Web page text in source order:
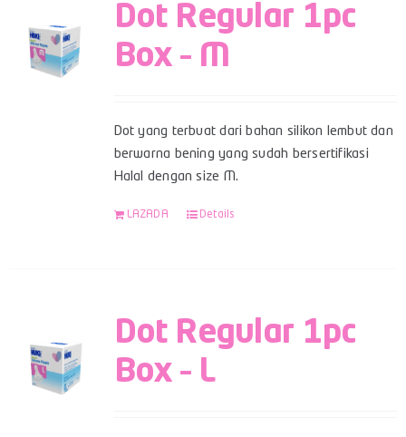
Dot Regular 1pc
Box – M
Dot yang terbuat dari bahan silikon lembut dan
berwarna bening yang sudah bersertifikasi
Halal dengan size M.
LAZADA Details
Dot Regular 1pc
Box – L